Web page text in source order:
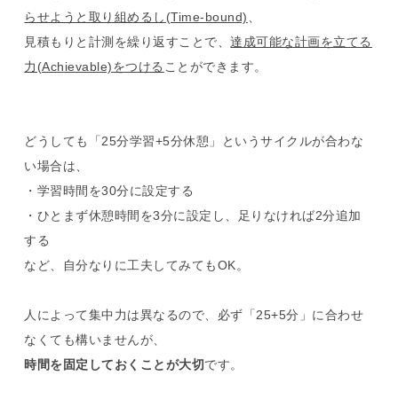
らせようと取り組めるし(Time-bound)
見積もりと計測を繰り返すことで、達成可能な計画を立てる
力(Achievable)をつける ことができます。
どうしても「25分学習+5分休憩」というサイクルが合わな
い場合は、
・学習時間を30分に設定する
・ひとまず休憩時間を3分に設定し、足りなければ2分追加
する
など、自分なりに工夫してみてもOK。
人によって集中力は異なるので、必ず「25+5分」に合わせ
なくても構いませんが、
時間を固定しておくことが大切です。